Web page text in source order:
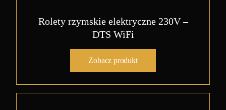
Rolety rzymskie elektryczne 230V –
DTS WiFi
Zobacz produkt